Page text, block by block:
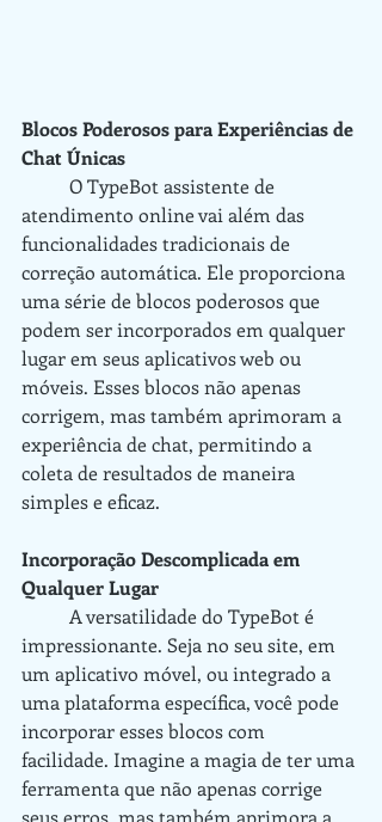
Blocos Poderosos para Experiências de
Chat Únicas
atendimento online vai além das
funcionalidades tradicionais de
correção automática. Ele proporciona
uma série de blocos poderosos que
podem ser incorporados em qualquer
lugar em seus aplicativos web ou
móveis. Esses blocos não apenas
corrigem, mas também aprimoram a
experiência de chat, permitindo a
coleta de resultados de maneira
simples e eficaz.
Incorporação Descomplicada em
Qualquer Lugar
impressionante. Seja no seu site, em
um aplicativo móvel, ou integrado a
uma plataforma específica, você pode
incorporar esses blocos com
facilidade. Imagine a magia de ter uma
ferramenta que não apenas corrige
seus erros, mas também aprimora a